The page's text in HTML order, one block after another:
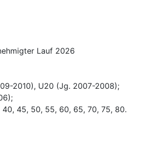
Lauf 2026
2010), U20 (Jg. 2007-2008);
45, 50, 55, 60, 65, 70, 75, 80.